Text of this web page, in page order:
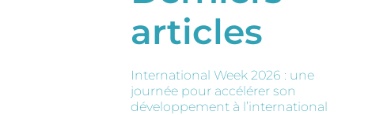
articles
International Week 2026 : une
journée pour accélérer son
développement à l’international